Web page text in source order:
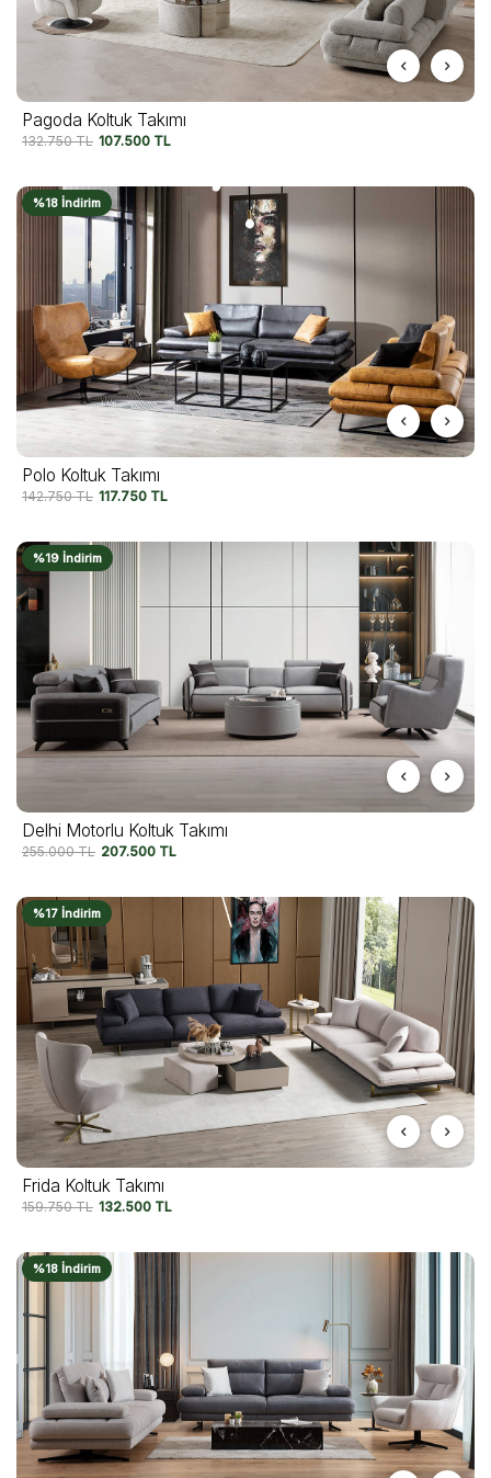
Pagoda Koltuk Takımı
132.750TL 107.500 TL
%18 İndirim
Polo Koltuk Takımı
142.750TL 117.750 TL
%19 İndirim
Delhi Motorlu Koltuk Takımı
255.000TL 207.500 TL
%17 İndirim
Frida Koltuk Takımı
159.750TL 132.500 TL
%18 İndirim